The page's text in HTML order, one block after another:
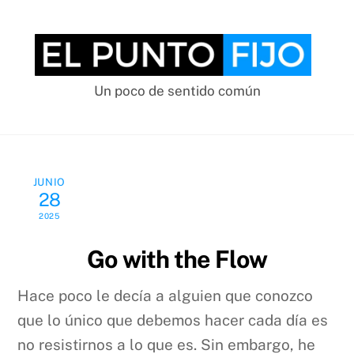
content
Un poco de sentido común
JUNIO
28
2025
Go with the Flow
Hace poco le decía a alguien que conozco
que lo único que debemos hacer cada día es
no resistirnos a lo que es. Sin embargo, he